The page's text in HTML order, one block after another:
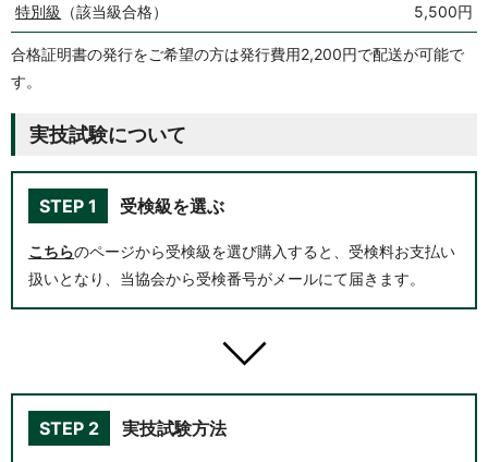
特別級 （該当級合格） 5,500円
合格証明書の発行をご希望の方は発行費用2,200円で配送が可能で
す。
実技試験について
STEP 1 受検級を選ぶ
こちらのページから受検級を選び購入すると、受検料お支払い
扱いとなり、当協会から受検番号がメールにて届きます。
STEP 2 実技試験方法